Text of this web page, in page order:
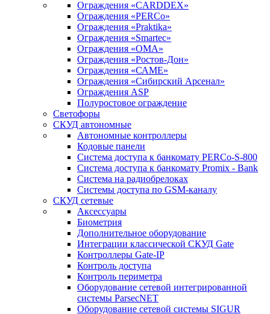
Ограждения «CARDDEX»
Ограждения «PERCo»
Ограждения «Praktika»
Ограждения «Smartec»
Ограждения «ОМА»
Ограждения «Ростов-Дон»
Ограждения «САМЕ»
Ограждения «Сибирский Арсенал»
Ограждения ASP
Полуростовое ограждение
Светофоры
СКУД автономные
Автономные контроллеры
Кодовые панели
Система доступа к банкомату PERCo-S-800
Система доступа к банкомату Promix - Bank
Система на радиобрелоках
Системы доступа по GSM-каналу
СКУД сетевые
Аксессуары
Биометрия
Дополнительное оборудование
Интеграции классической СКУД Gate
Контроллеры Gate-IP
Контроль доступа
Контроль периметра
Оборудование сетевой интегрированной
системы ParsecNET
Оборудование сетевой системы SIGUR